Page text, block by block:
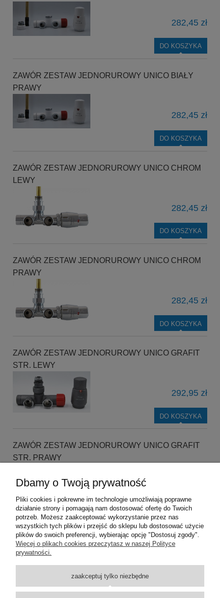
282,45 zł
DO KOSZYKA
ZAWÓR ZESTAW JEDNORUROWY UNICO BIAŁY
PRAWY
282,45 zł
DO KOSZYKA
ZAWÓR ZESTAW JEDNORUROWY UNICO CHROM
LEWY
282,45 zł
DO KOSZYKA
ZAWÓR ZESTAW JEDNORUROWY UNICO CHROM
PRAWY
282,45 zł
DO KOSZYKA
ZAWÓR ZESTAW JEDNORUROWY UNICO GRAFIT
STR. LEWY
292,95 zł
DO KOSZYKA
ZAWÓR ZESTAW JEDNORUROWY UNICO GRAFIT
STR. PRAWY
DO KOSZYKA
Pomoc
Dostawa
Moje konto
Dbamy o Twoją prywatność
Pliki cookies i pokrewne im technologie umożliwiają poprawne
działanie strony i pomagają nam dostosować ofertę do Twoich
potrzeb. Możesz zaakceptować wykorzystanie przez nas
wszystkich tych plików i przejść do sklepu lub dostosować użycie
plików do swoich preferencji, wybierając opcję "Dostosuj zgody".
Więcej o plikach cookies przeczytasz w naszej Polityce
prywatności.
zaakceptuj tylko niezbędne